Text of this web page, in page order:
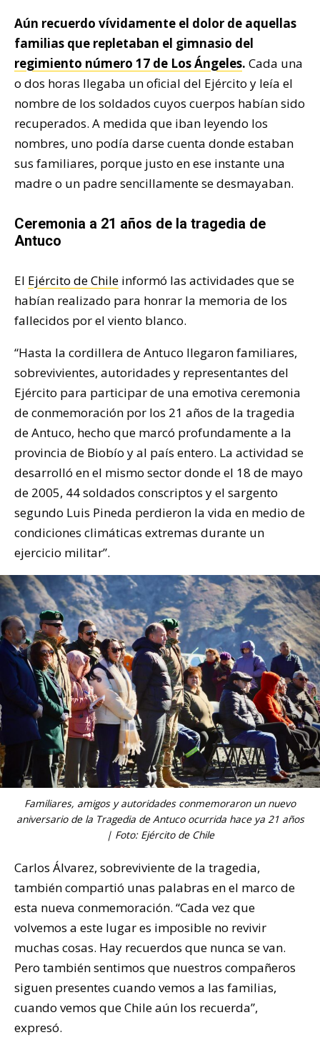
Aún recuerdo vívidamente el dolor de aquellas
familias que repletaban el gimnasio del
regimiento número 17 de Los Ángeles. Cada una
o dos horas llegaba un oficial del Ejército y leía el
nombre de los soldados cuyos cuerpos habían sido
recuperados. A medida que iban leyendo los
nombres, uno podía darse cuenta donde estaban
sus familiares, porque justo en ese instante una
madre o un padre sencillamente se desmayaban.
Ceremonia a 21 años de la tragedia de
Antuco
El Ejército de Chile informó las actividades que se
habían realizado para honrar la memoria de los
fallecidos por el viento blanco.
“Hasta la cordillera de Antuco llegaron familiares,
sobrevivientes, autoridades y representantes del
Ejército para participar de una emotiva ceremonia
de conmemoración por los 21 años de la tragedia
de Antuco, hecho que marcó profundamente a la
provincia de Biobío y al país entero. La actividad se
desarrolló en el mismo sector donde el 18 de mayo
de 2005, 44 soldados conscriptos y el sargento
segundo Luis Pineda perdieron la vida en medio de
condiciones climáticas extremas durante un
ejercicio militar”.
Familiares, amigos y autoridades conmemoraron un nuevo
aniversario de la Tragedia de Antuco ocurrida hace ya 21 años
| Foto: Ejército de Chile
Carlos Álvarez, sobreviviente de la tragedia,
también compartió unas palabras en el marco de
esta nueva conmemoración. “Cada vez que
volvemos a este lugar es imposible no revivir
muchas cosas. Hay recuerdos que nunca se van.
Pero también sentimos que nuestros compañeros
siguen presentes cuando vemos a las familias,
cuando vemos que Chile aún los recuerda”,
expresó.